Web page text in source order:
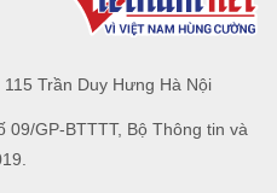
Trần Duy Hưng Hà Nội
09/GP-BTTTT, Bộ Thông tin và